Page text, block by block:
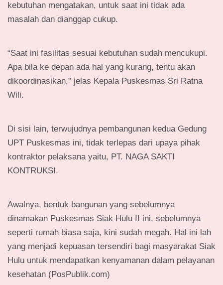
kebutuhan mengatakan, untuk saat ini tidak ada
masalah dan dianggap cukup.
“Saat ini fasilitas sesuai kebutuhan sudah mencukupi.
Apa bila ke depan ada hal yang kurang, tentu akan
dikoordinasikan,” jelas Kepala Puskesmas Sri Ratna
Wili.
Di sisi lain, terwujudnya pembangunan kedua Gedung
UPT Puskesmas ini, tidak terlepas dari upaya pihak
kontraktor pelaksana yaitu, PT. NAGA SAKTI
KONTRUKSI.
Awalnya, bentuk bangunan yang sebelumnya
dinamakan Puskesmas Siak Hulu II ini, sebelumnya
seperti rumah biasa saja, kini sudah megah. Hal ini lah
yang menjadi kepuasan tersendiri bagi masyarakat Siak
Hulu untuk mendapatkan kenyamanan dalam pelayanan
kesehatan (PosPublik.com)